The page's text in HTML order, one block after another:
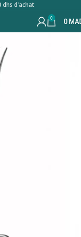
dhs d'achat
0 0